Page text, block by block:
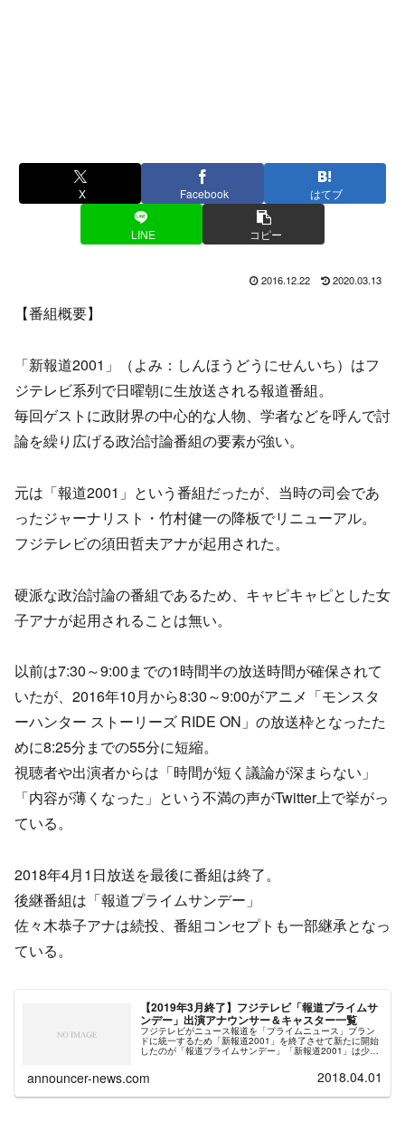
X Facebook はてブ
LINE コピー
2016.12.22 2020.03.13
【番組概要】
「新報道2001」（よみ：しんほうどうにせんいち）はフ
ジテレビ系列で日曜朝に生放送される報道番組。
毎回ゲストに政財界の中心的な人物、学者などを呼んで討
論を繰り広げる政治討論番組の要素が強い。
元は「報道2001」という番組だったが、当時の司会であ
ったジャーナリスト・竹村健一の降板でリニューアル。
フジテレビの須田哲夫アナが起用された。
硬派な政治討論の番組であるため、キャピキャピとした女
子アナが起用されることは無い。
以前は7:30～9:00までの1時間半の放送時間が確保されて
いたが、2016年10月から8:30～9:00がアニメ「モンスタ
ーハンター ストーリーズ RIDE ON」の放送枠となったた
めに8:25分までの55分に短縮。
視聴者や出演者からは「時間が短く議論が深まらない」
「内容が薄くなった」という不満の声がTwitter上で挙がっ
ている。
2018年4月1日放送を最後に番組は終了。
後継番組は「報道プライムサンデー」
佐々木恭子アナは続投、番組コンセプトも一部継承となっ
ている。
【2019年3月終了】フジテレビ「報道プライムサ
ンデー」出演アナウンサー＆キャスター一覧
フジテレビがニュース報道を「プライムニュース」ブラン
ドに統一するため「新報道2001」を終了させて新たに開始
したのが「報道プライムサンデー」「新報道2001」は少数
道プライムサンデー」はコンセプトを引き継ぎつつも最新
のニュースにも迫る。話題のニュースや問題に対して、聞
るという。視聴者からの批判が多いフジテレビの番組だ
announcer-news.com 2018.04.01